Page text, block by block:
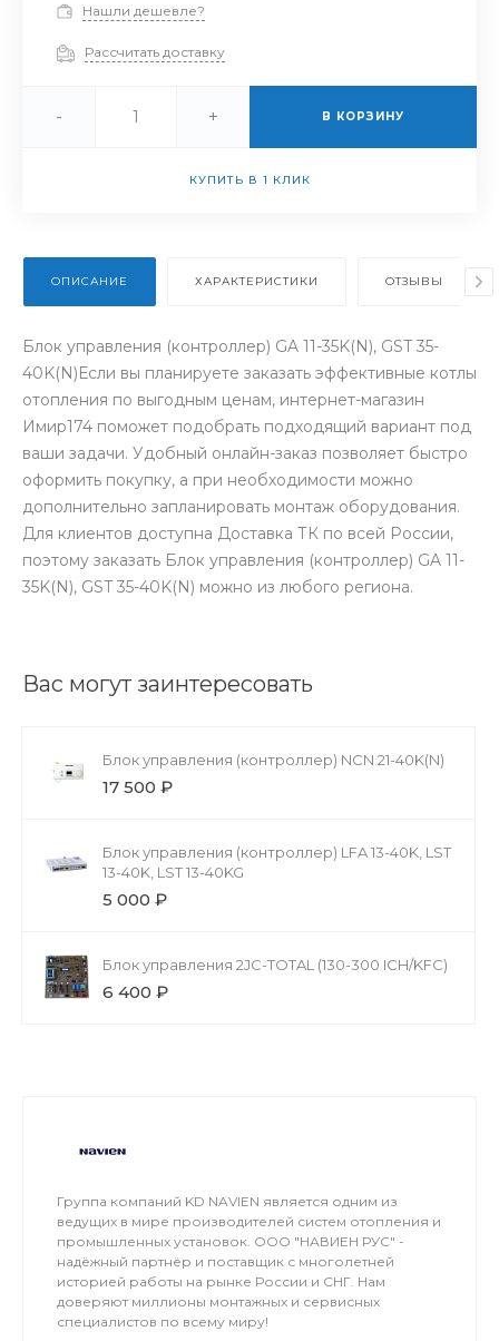
Нашли дешевле?
Рассчитать доставку
- + В КОРЗИНУ
КУПИТЬ В 1 КЛИК
ОПИСАНИЕ ХАРАКТЕРИСТИКИ ОТЗЫВЫ
Блок управления (контроллер) GA 11-35K(N), GST 35-
40K(N)Если вы планируете заказать эффективные котлы
отопления по выгодным ценам, интернет-магазин
Имир174 поможет подобрать подходящий вариант под
ваши задачи. Удобный онлайн-заказ позволяет быстро
оформить покупку, а при необходимости можно
дополнительно запланировать монтаж оборудования.
Для клиентов доступна Доставка ТК по всей России,
поэтому заказать Блок управления (контроллер) GA 11-
35K(N), GST 35-40K(N) можно из любого региона.
Вас могут заинтересовать
Блок управления (контроллер) NCN 21-40K(N)
17 500 ₽
Блок управления (контроллер) LFA 13-40K, LST
13-40K, LST 13-40KG
5 000 ₽
Блок управления 2JC-TOTAL (130-300 ICH/KFC)
6 400 ₽
Группа компаний KD NAVIEN является одним из
ведущих в мире производителей систем отопления и
промышленных установок. ООО "НАВИЕН РУС" -
надёжный партнёр и поставщик с многолетней
историей работы на рынке России и СНГ. Нам
доверяют миллионы монтажных и сервисных
специалистов по всему миру!